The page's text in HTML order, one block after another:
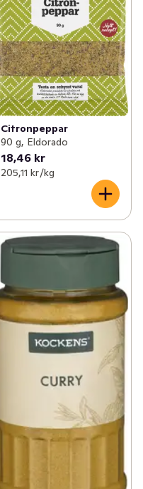
Citronpeppar
90 g, Eldorado
18,46 kr
205,11 kr /kg